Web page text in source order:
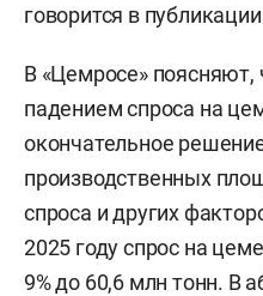
говорится в
В «Цемросе» поясняют,
падением спроса на
окончательное
производственных
спроса и других
2025 году спрос на
9% до 60,6 млн тонн. В